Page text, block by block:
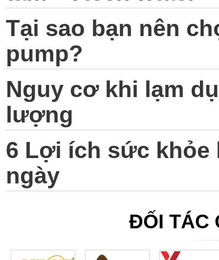
Tại sao bạn nên
pump?
Nguy cơ khi lạm
lượng
6 Lợi ích sức
ngày
ĐỐI TÁC